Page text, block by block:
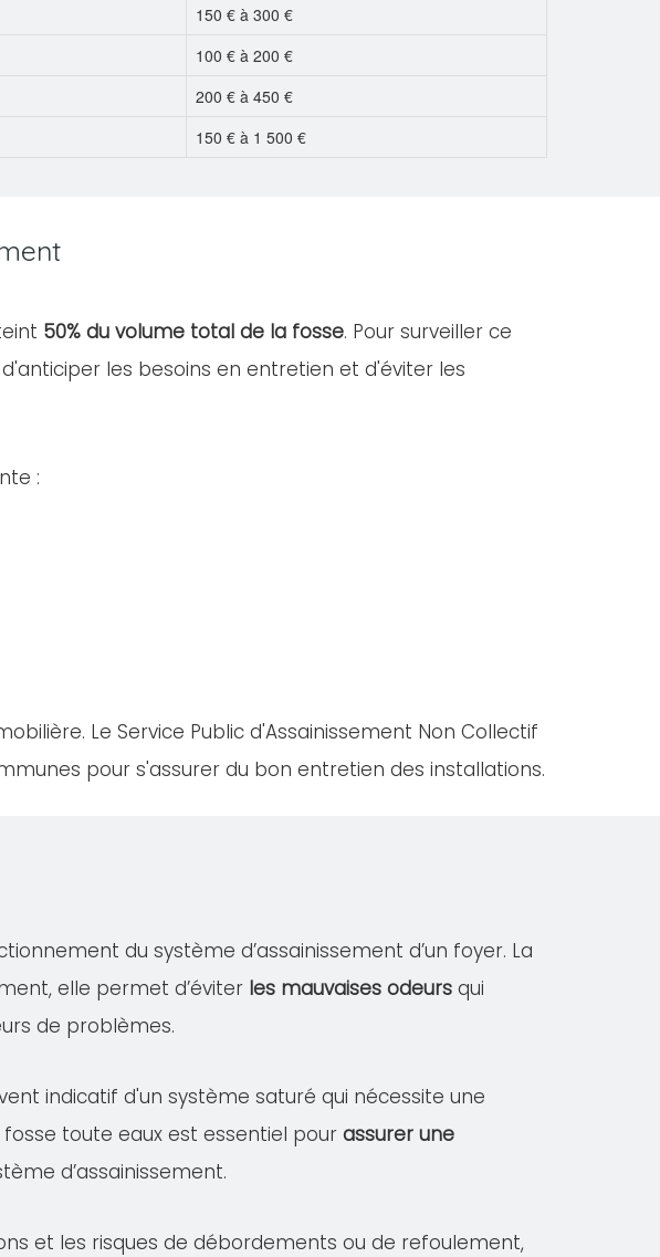
150 € à 300 €
100 € à 200 €
200 € à 450 €
150 € à 1 500 €
50% du volume total de la fosse. Pour surveiller ce
les besoins en entretien et d'éviter les
:
Le Service Public d'Assainissement Non Collectif
pour s'assurer du bon entretien des installations.
du système d’assainissement d’un foyer. La
elle permet d’éviter les mauvaises odeurs qui
de problèmes.
indicatif d'un système saturé qui nécessite une
toute eaux est essentiel pour assurer une
d’assainissement.
et les risques de débordements ou de refoulement,